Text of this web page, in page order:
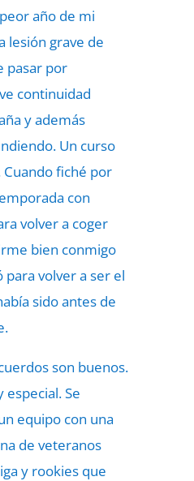
año de mi
lesión grave de
pasar por
continuidad
y además
Un curso
fiché por
con
volver a coger
bien conmigo
volver a ser el
sido antes de
son buenos.
especial. Se
equipo con una
de veteranos
y rookies que